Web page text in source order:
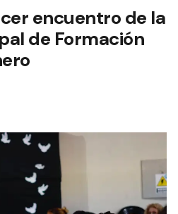
encuentro de la
de Formación